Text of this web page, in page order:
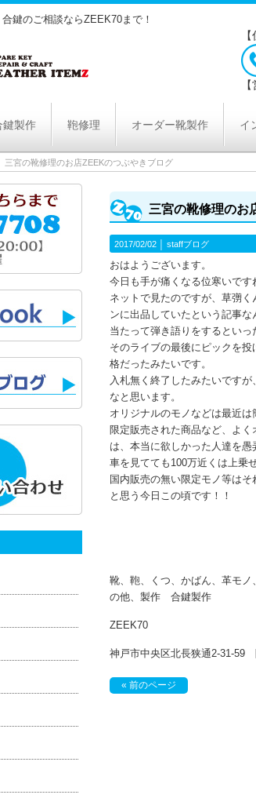
鍵のご相談ならZEEK70まで！
鍵製作 鞄修理 オーダー靴製作 イ
三宮の靴修理のお店ZEEKのつぶやきブログ
三宮の靴修理のお
2017/02/02 │ staffブログ
おはようございます。
今日も手が痛くなる位寒いです
ネットで見たのですが、草彅
ンに出品していたという記事
当たって弾き語りをするとい
そのライブの最後にピックを
格だったみたいです。
入札無く終了したみたいです
なと思います。
オリジナルのモノなどは最近は
限定販売された商品など、よ
は、本当に欲しかった人達を愚
車を見てても100万近くは上乗
国内販売の無い限定モノ等は
と思う今日この頃です！！
靴、鞄、くつ、かばん、革モ
の他、製作 合鍵製作
ZEEK70
神戸市中央区北長狭通2-31-
« 前のページ